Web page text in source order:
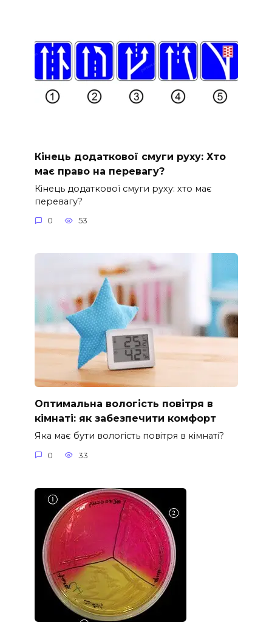
Кінець додаткової смуги руху: Хто
має право на перевагу?
Кінець додаткової смуги руху: хто має
перевагу?
0 53
Оптимальна вологість повітря в
кімнаті: як забезпечити комфорт
Яка має бути вологість повітря в кімнаті?
0 33